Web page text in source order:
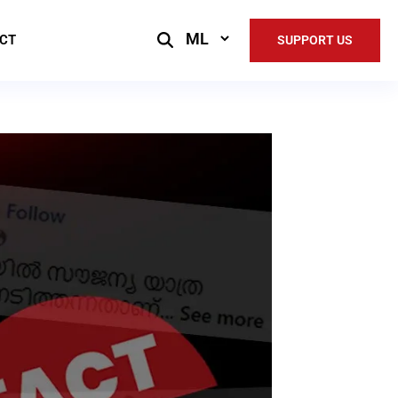
Select
SUPPORT US